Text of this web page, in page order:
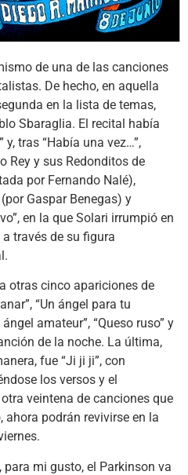
de una de las canciones
De hecho, en aquella
en la lista de temas,
Sbaraglia. El recital había
y, tras “Había una vez…”,
Rey y sus Redonditos de
por Fernando Nalé),
Gaspar Benegas) y
en la que Solari irrumpió en
través de su figura
otras cinco apariciones de
“Un ángel para tu
amateur”, “Queso ruso” y
de la noche. La última,
fue “Ji ji ji”, con
los versos y el
veintena de canciones que
ahora podrán revivirse en la
mi gusto, el Parkinson va